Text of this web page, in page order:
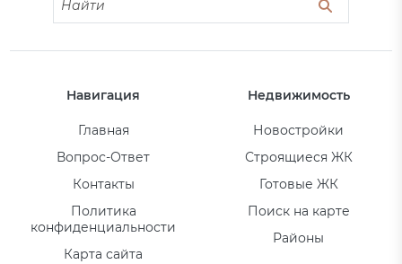
Навигация
Главная
Вопрос-Ответ
Контакты
Политика
конфиденциальности
Карта сайта
Недвижимость
Новостройки
Строящиеся ЖК
Готовые ЖК
Поиск на карте
Районы